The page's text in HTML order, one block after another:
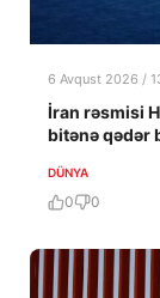
6 Avqust 2026 /
İran rəsmisi
bitənə qədər
DÜNYA
0 0